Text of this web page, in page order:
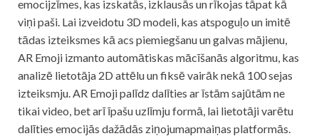
emocijzīmes, kas izskatās, izklausās un rīkojas tāpat kā
viņi paši. Lai izveidotu 3D modeli, kas atspoguļo un imitē
tādas izteiksmes kā acs piemiegšanu un galvas mājienu,
AR Emoji izmanto automātiskas mācīšanās algoritmu, kas
analizē lietotāja 2D attēlu un fiksē vairāk nekā 100 sejas
izteiksmju. AR Emoji palīdz dalīties ar īstām sajūtām ne
tikai video, bet arī īpašu uzlīmju formā, lai lietotāji varētu
dalīties emocijās dažādās ziņojumapmaiņas platformās.